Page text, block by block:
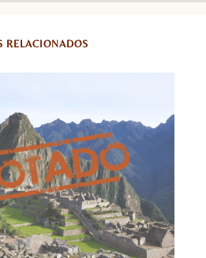
RELACIONADOS